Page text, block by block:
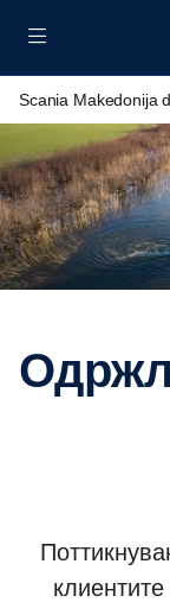
Scania Makedonija